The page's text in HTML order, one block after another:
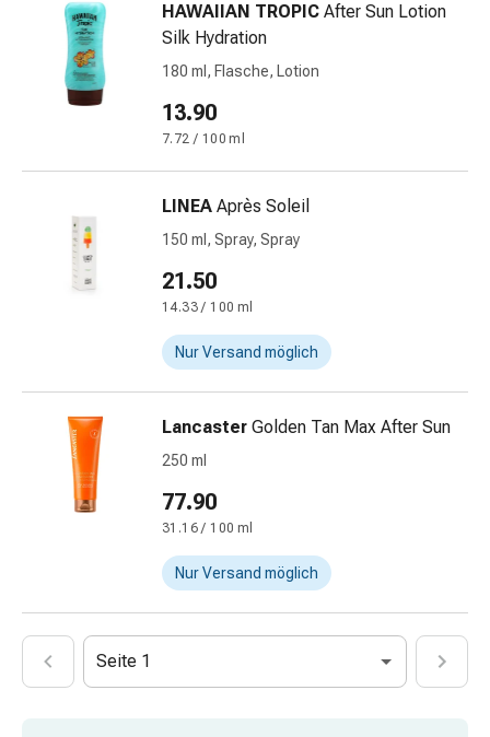
Zeckenpinzette
Anti-
Wurmmittel
Rezeptpflichtige
Arzneimittel
Arzneimittel
Vaginalbeschwerden
Menstruation
Scheideninfektion
Vaginalgesundheit
Mineralstoffe
Vitamine
Kombipräparate
Zahn-
&
Kariesprophylaxe
(Xerostomie)
HAWAIIAN TROPIC After Sun Lotion
Silk Hydration
180 ml, Flasche, Lotion
13.90
7.72 / 100 ml
LINEA Après Soleil
150 ml, Spray, Spray
21.50
14.33 / 100 ml
Nur Versand möglich
Lancaster Golden Tan Max After Sun
250 ml
77.90
31.16 / 100 ml
Nur Versand möglich
Seite 1